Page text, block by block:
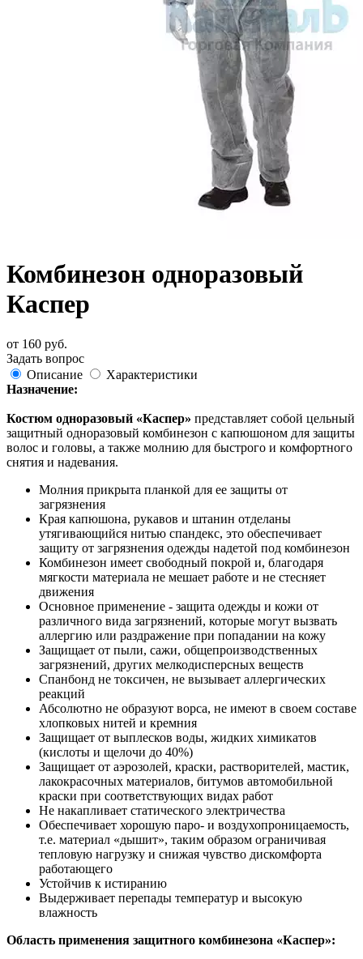
Комбинезон одноразовый
Каспер
от 160 руб.
Задать вопрос
Описание
Характеристики
Назначение:
Костюм одноразовый «Каспер» представляет собой цельный
защитный одноразовый комбинезон с капюшоном для защиты
волос и головы, а также молнию для быстрого и комфортного
снятия и надевания.
Молния прикрыта планкой для ее защиты от
загрязнения
Края капюшона, рукавов и штанин отделаны
утягивающийся нитью спандекс, это обеспечивает
защиту от загрязнения одежды надетой под комбинезон
Комбинезон имеет свободный покрой и, благодаря
мягкости материала не мешает работе и не стесняет
движения
Основное применение ‑ защита одежды и кожи от
различного вида загрязнений, которые могут вызвать
аллергию или раздражение при попадании на кожу
Защищает от пыли, сажи, общепроизводственных
загрязнений, других мелкодисперсных веществ
Спанбонд не токсичен, не вызывает аллергических
реакций
Абсолютно не образуют ворса, не имеют в своем составе
хлопковых нитей и кремния
Защищает от выплесков воды, жидких химикатов
(кислоты и щелочи до 40%)
Защищает от аэрозолей, краски, растворителей, мастик,
лакокрасочных материалов, битумов автомобильной
краски при соответствующих видах работ
Не накапливает статического электричества
Обеспечивает хорошую паро- и воздухопроницаемость,
т.е. материал «дышит», таким образом ограничивая
тепловую нагрузку и снижая чувство дискомфорта
работающего
Устойчив к истиранию
Выдерживает перепады температур и высокую
влажность
Область применения защитного комбинезона «Каспер»: